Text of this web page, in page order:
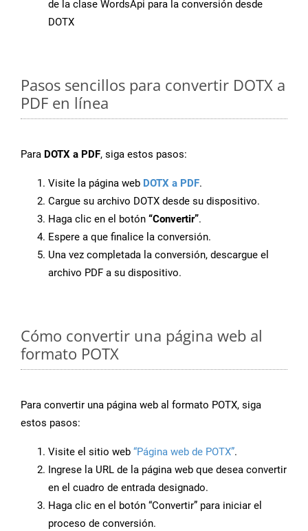
de la clase WordsApi para la conversión desde
DOTX
Pasos sencillos para convertir DOTX a
PDF en línea
Para DOTX a PDF, siga estos pasos:
Visite la página web DOTX a PDF.
Cargue su archivo DOTX desde su dispositivo.
Haga clic en el botón “Convertir”.
Espere a que finalice la conversión.
Una vez completada la conversión, descargue el
archivo PDF a su dispositivo.
Cómo convertir una página web al
formato POTX
Para convertir una página web al formato POTX, siga
estos pasos:
Visite el sitio web “Página web de POTX”.
Ingrese la URL de la página web que desea convertir
en el cuadro de entrada designado.
Haga clic en el botón “Convertir” para iniciar el
proceso de conversión.